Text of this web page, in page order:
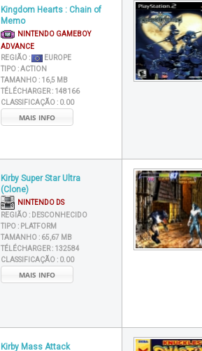
Kingdom Hearts : Chain of
Memo
NINTENDO GAMEBOY
ADVANCE
REGIÃO :
EUROPE
TIPO :ACTION
TAMANHO : 16,5 MB
TÉLÉCHARGER : 148166
CLASSIFICAÇÃO : 0.00
MAIS INFO
Kirby Super Star Ultra
(Clone)
NINTENDO DS
REGIÃO : DESCONHECIDO
TIPO : PLATFORM
TAMANHO : 65,67 MB
TÉLÉCHARGER : 132584
CLASSIFICAÇÃO : 0.00
MAIS INFO
Kirby Mass Attack